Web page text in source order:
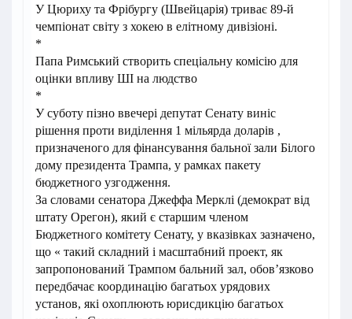
У Цюриху та Фрібургу (Швейцарія) триває 89-й
чемпіонат світу з хокею в елітному дивізіоні.
*
Папа Римський створить спеціальну комісію для
оцінки впливу ШІ на людство
*
У суботу пізно ввечері депутат Сенату виніс
рішення проти виділення 1 мільярда доларів ,
призначеного для фінансування бальної зали Білого
дому президента Трампа, у рамках пакету
бюджетного узгодження.
За словами сенатора Джеффа Мерклі (демократ від
штату Орегон), який є старшим членом
Бюджетного комітету Сенату, у вказівках зазначено,
що « такий складний і масштабний проект, як
запропонований Трампом бальний зал, обов’язково
передбачає координацію багатьох урядових
установ, які охоплюють юрисдикцію багатьох